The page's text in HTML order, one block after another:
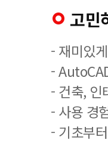
고민
- 재미있
-
- 건축, 인
- 사용 경
- 기초부